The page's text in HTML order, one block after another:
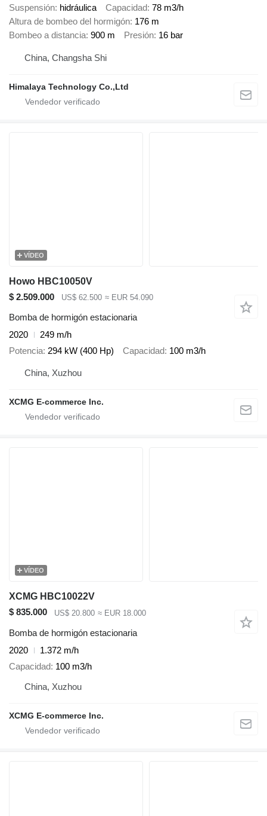
Suspensión hidráulica Capacidad 78 m3/h
Altura de bombeo del hormigón 176 m
Bombeo a distancia 900 m Presión 16 bar
China, Changsha Shi
Himalaya Technology Co.,Ltd
VÍDEO
Howo HBC10050V
$ 2.509.000
US$ 62.500 ≈ EUR 54.090
Bomba de hormigón estacionaria
2020
249 m/h
Potencia 294 kW (400 Hp) Capacidad 100 m3/h
China, Xuzhou
XCMG E-commerce Inc.
VÍDEO
XCMG HBC10022V
$ 835.000
US$ 20.800 ≈ EUR 18.000
Bomba de hormigón estacionaria
2020
1.372 m/h
Capacidad 100 m3/h
China, Xuzhou
XCMG E-commerce Inc.